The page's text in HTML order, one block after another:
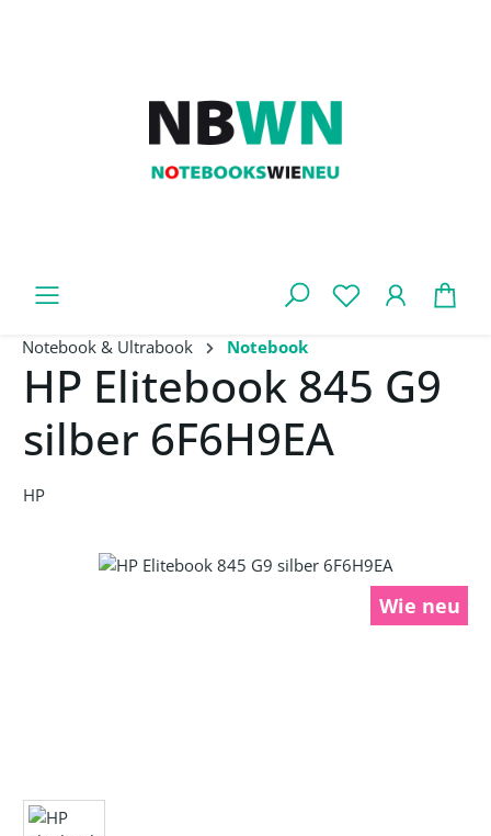
Notebook & Ultrabook Notebook
HP Elitebook 845 G9
silber 6F6H9EA
HP
Bildergalerie überspringen
Wie neu